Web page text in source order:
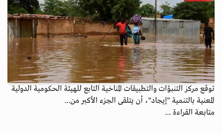
توقع مركز التنبؤات والتطبيقات المناخية التابع للهيئة الحكومية الدولية
المعنية بالتنمية "إيجاد"، أن يتلقى الجزء الأكبر من...
متابعة القراءة ...